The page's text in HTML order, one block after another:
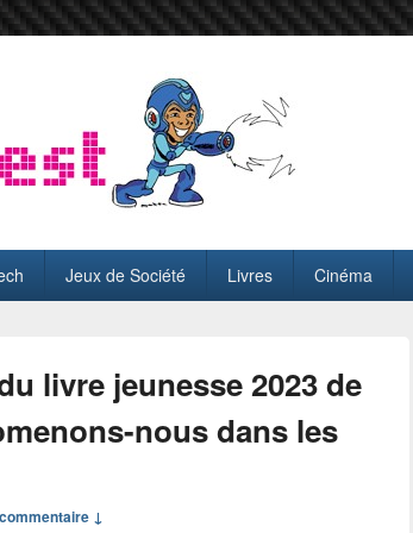
Jeux de Société Livres Cinéma
livre jeunesse 2023 de
nous dans les
↓